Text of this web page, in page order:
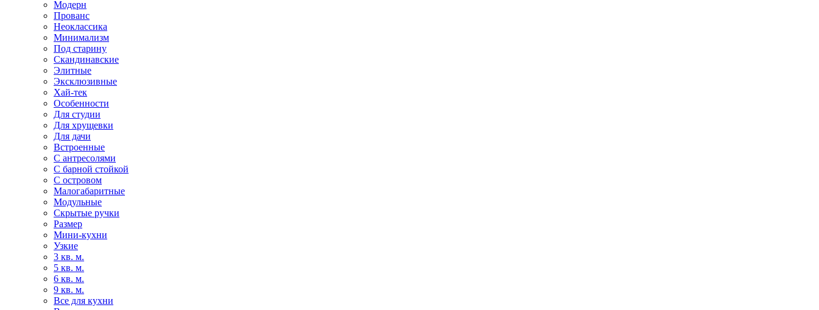
Модерн
Прованс
Неоклассика
Минимализм
Под старину
Скандинавские
Элитные
Эксклюзивные
Хай-тек
Особенности
Для студии
Для хрущевки
Для дачи
Встроенные
С антресолями
С барной стойкой
С островом
Малогабаритные
Модульные
Скрытые ручки
Размер
Мини-кухни
Узкие
3 кв. м.
5 кв. м.
6 кв. м.
9 кв. м.
Все для кухни